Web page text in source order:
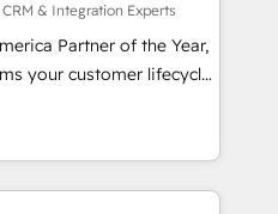
データの一元化から、
。全Hub統合運用、デー
CRM統合に対応します。
織への移行を設計・実装。
と連携させ、役割定義・
& Integration Experts
Partner of the Year,
your customer lifecycle
unified ecosystem
Globalia (AI &
Media (Paid Media),
for all three brands. 🔄